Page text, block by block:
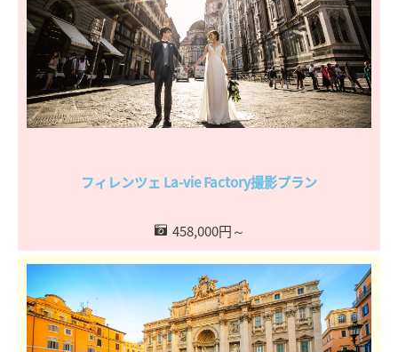
フィレンツェ La-vie Factory撮影プラン
458,000円～